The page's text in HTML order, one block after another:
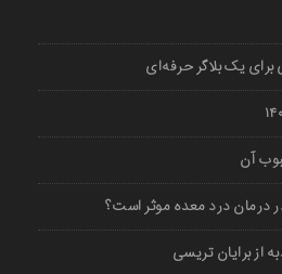
یک بلاگر حرفه‌ای
درمان درد معده موثر است؟